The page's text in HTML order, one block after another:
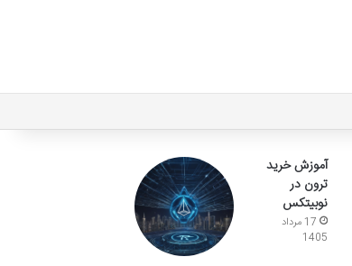
آموزش خرید
ترون در
نوبیتکس
17 مرداد
1405